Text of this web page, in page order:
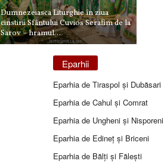
Dumnezeiasca Liturghie în ziua
cinstirii Sfântului Cuvios Serafim de la
Sarov – hramul...
Eparhii
Eparhia de Tiraspol și Dubăsari
Eparhia de Cahul și Comrat
Eparhia de Ungheni și Nisporeni
Eparhia de Edineţ şi Briceni
Eparhia de Bălţi şi Făleşti